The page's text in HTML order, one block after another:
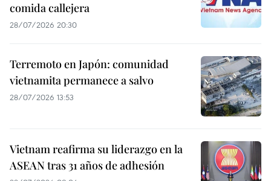
comida callejera
28/07/2026 20:30
Terremoto en Japón: comunidad
vietnamita permanece a salvo
28/07/2026 13:53
Vietnam reafirma su liderazgo en la
ASEAN tras 31 años de adhesión